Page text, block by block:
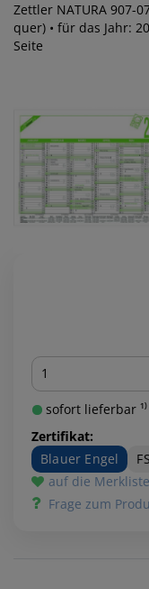
Zettler NATURA 907-
quer) • für das Jahr:
Seite
Menge
sofort lieferbar ¹⁾
Zertifikat:
Blauer Engel
auf die
Frage zum